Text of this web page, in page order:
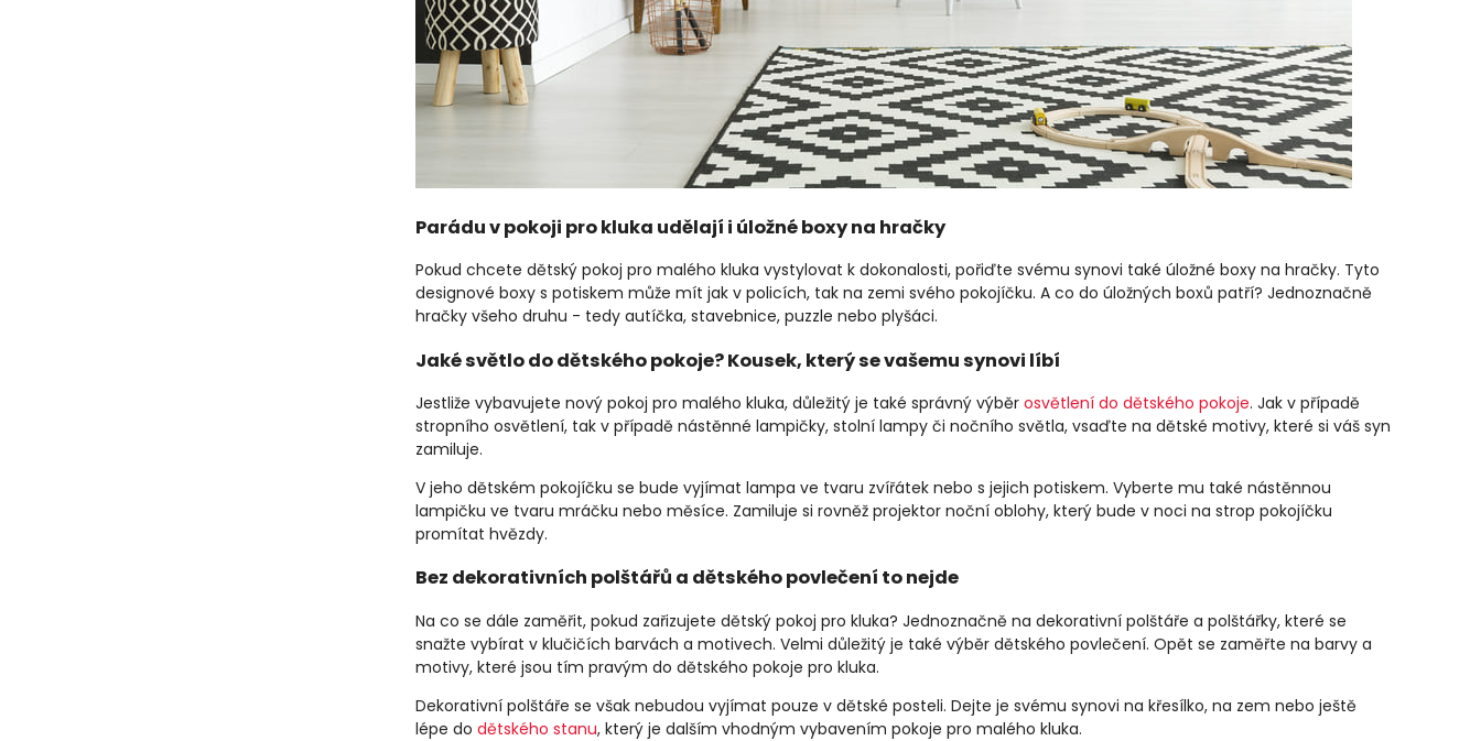
Parádu v pokoji pro kluka udělají i úložné boxy na hračky
Pokud chcete dětský pokoj pro malého kluka vystylovat k dokonalosti, pořiďte svému synovi také úložné boxy na hračky. Tyto
designové boxy s potiskem může mít jak v policích, tak na zemi svého pokojíčku. A co do úložných boxů patří? Jednoznačně
hračky všeho druhu - tedy autíčka, stavebnice, puzzle nebo plyšáci.
Jaké světlo do dětského pokoje? Kousek, který se vašemu synovi líbí
Jestliže vybavujete nový pokoj pro malého kluka, důležitý je také správný výběr osvětlení do dětského pokoje. Jak v případě
stropního osvětlení, tak v případě nástěnné lampičky, stolní lampy či nočního světla, vsaďte na dětské motivy, které si váš syn
zamiluje.
V jeho dětském pokojíčku se bude vyjímat lampa ve tvaru zvířátek nebo s jejich potiskem. Vyberte mu také nástěnnou
lampičku ve tvaru mráčku nebo měsíce. Zamiluje si rovněž projektor noční oblohy, který bude v noci na strop pokojíčku
promítat hvězdy.
Bez dekorativních polštářů a dětského povlečení to nejde
Na co se dále zaměřit, pokud zařizujete dětský pokoj pro kluka? Jednoznačně na dekorativní polštáře a polštářky, které se
snažte vybírat v klučičích barvách a motivech. Velmi důležitý je také výběr dětského povlečení. Opět se zaměřte na barvy a
motivy, které jsou tím pravým do dětského pokoje pro kluka.
Dekorativní polštáře se však nebudou vyjímat pouze v dětské posteli. Dejte je svému synovi na křesílko, na zem nebo ještě
lépe do dětského stanu, který je dalším vhodným vybavením pokoje pro malého kluka.